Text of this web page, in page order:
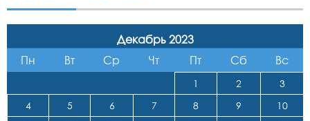
Декабрь 2023
Пн
Вт Ср Чт Пт Сб Вс
1 2
3
4
5 6 7 8 9
10